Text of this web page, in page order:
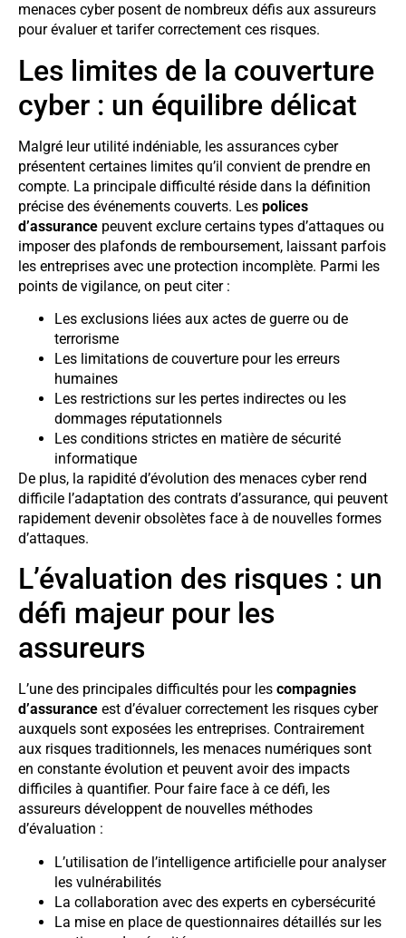
menaces cyber posent de nombreux défis aux assureurs
pour évaluer et tarifer correctement ces risques.
Les limites de la couverture
cyber : un équilibre délicat
Malgré leur utilité indéniable, les assurances cyber
présentent certaines limites qu’il convient de prendre en
compte. La principale difficulté réside dans la définition
précise des événements couverts. Les polices
d’assurance peuvent exclure certains types d’attaques ou
imposer des plafonds de remboursement, laissant parfois
les entreprises avec une protection incomplète. Parmi les
points de vigilance, on peut citer :
Les exclusions liées aux actes de guerre ou de
terrorisme
Les limitations de couverture pour les erreurs
humaines
Les restrictions sur les pertes indirectes ou les
dommages réputationnels
Les conditions strictes en matière de sécurité
informatique
De plus, la rapidité d’évolution des menaces cyber rend
difficile l’adaptation des contrats d’assurance, qui peuvent
rapidement devenir obsolètes face à de nouvelles formes
d’attaques.
L’évaluation des risques : un
défi majeur pour les
assureurs
L’une des principales difficultés pour les compagnies
d’assurance est d’évaluer correctement les risques cyber
auxquels sont exposées les entreprises. Contrairement
aux risques traditionnels, les menaces numériques sont
en constante évolution et peuvent avoir des impacts
difficiles à quantifier. Pour faire face à ce défi, les
assureurs développent de nouvelles méthodes
d’évaluation :
L’utilisation de l’intelligence artificielle pour analyser
les vulnérabilités
La collaboration avec des experts en cybersécurité
La mise en place de questionnaires détaillés sur les